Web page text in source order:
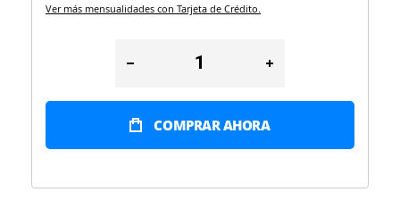
Ver más mensualidades con Tarjeta de Crédito.
COMPRAR AHORA